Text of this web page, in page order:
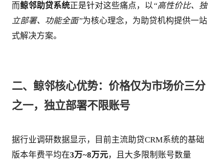
而鲸邻助贷系统正是针对这些痛点，以“高性价比、独
立部署、功能全面”为核心理念，为助贷机构提供一站
式解决方案。
二、鲸邻核心优势：价格仅为市场价三分
之一，独立部署不限账号
据行业调研数据显示，目前主流助贷CRM系统的基础
版本年费平均在3万~8万元，且大多限制账号数量